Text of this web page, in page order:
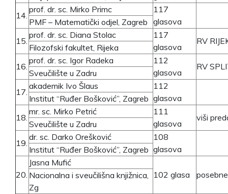
14.
prof. dr. sc. Mirko Primc
117
glasova
PMF – Matematički odjel, Zagreb
15.
prof. dr. sc. Diana Stolac
117
glasova
RV
Filozofski fakultet, Rijeka
16.
prof. dr. sc. Igor Radeka
112
glasova
RV
Sveučilište u Zadru
17.
akademik Ivo Šlaus
112
glasova
Institut “Ruđer Bošković”, Zagreb
18.
mr. sc. Mirko Petrić
111
glasova
viši
Sveučilište u Zadru
19.
dr. sc. Darko Orešković
108
glasova
Institut “Ruđer Bošković”, Zagreb
20.
Jasna Mufić
102 glasa
Nacionalna i sveučilišna knjižnica,
Zg